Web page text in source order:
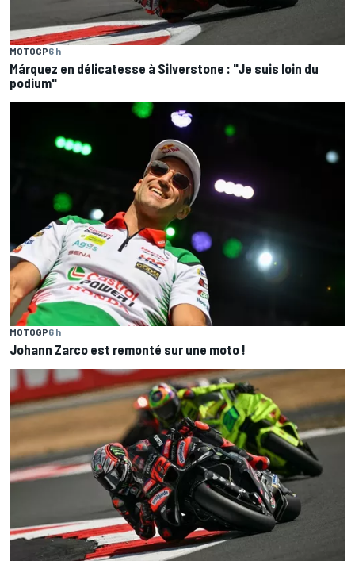
MOTOGP6 h
Márquez en délicatesse à Silverstone : "Je suis loin du
podium"
MOTOGP6 h
Johann Zarco est remonté sur une moto !